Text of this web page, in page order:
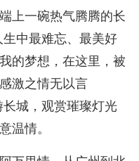
上一碗热气腾腾的长
中最难忘、最美好
的梦想，在这里，被
激之情无以言
城，观赏璀璨灯光
温情。